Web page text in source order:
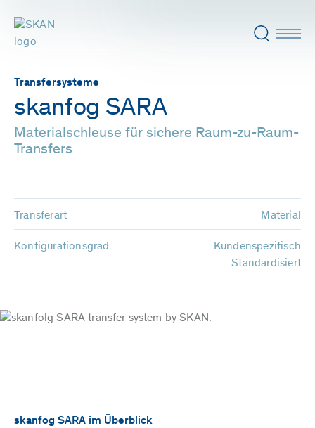
Transfersysteme
skanfog SARA
Materialschleuse für sichere Raum-zu-Raum-
Transfers
Transferart Material
Konfigurationsgrad
Kundenspezifisch
Standardisiert
skanfog SARA im Überblick